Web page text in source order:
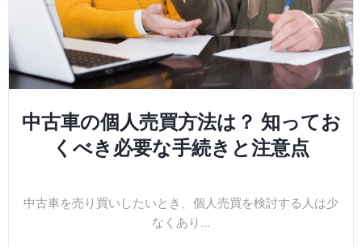
中古車の個人売買方法は？ 知ってお
くべき必要な手続きと注意点
中古車を売り買いしたいとき、個人売買を検討する人は少
なくあり...